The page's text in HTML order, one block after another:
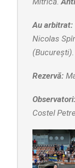
Au arbitrat:
Nicolas
(București).
Rezervă:
Observatori:
Costel